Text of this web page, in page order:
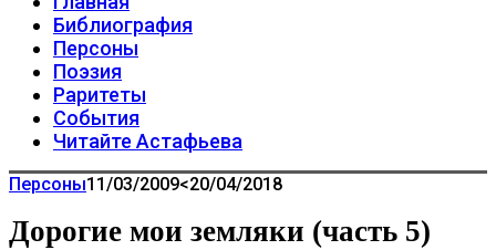
Библиография
Персоны
Поэзия
Раритеты
События
Читайте Астафьева
Персоны11/03/2009<20/04/2018
Дорогие мои земляки (часть 5)